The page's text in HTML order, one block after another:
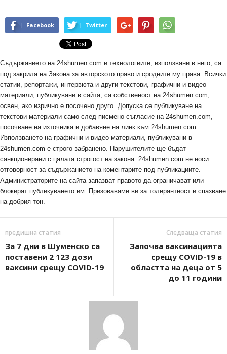
Facebook Twitter
Съдържанието на 24shumen.com и технологиите, използвани в него, са
под закрила на Закона за авторското право и сродните му права. Всички
статии, репортажи, интервюта и други текстови, графични и видео
материали, публикувани в сайта, са собственост на 24shumen.com,
освен, ако изрично е посочено друго. Допуска се публикуване на
текстови материали само след писмено съгласие на 24shumen.com,
посочване на източника и добавяне на линк към 24shumen.com.
Използването на графични и видео материали, публикувани в
24shumen.com е строго забранено. Нарушителите ще бъдат
санкционирани с цялата строгост на закона. 24shumen.com не носи
отговорност за съдържанието на коментарите под публикациите.
Администраторите на сайта запазват правото да ограничават или
блокират публикуването им. Призоваваме ви за толерантност и спазване
на добрия тон.
предишна статия
За 7 дни в Шуменско са
поставени 2 123 дози
ваксини срещу CОVID-19
Следваща статия
Започва ваксинацията
срещу COVID-19 в
областта на деца от 5
до 11 години